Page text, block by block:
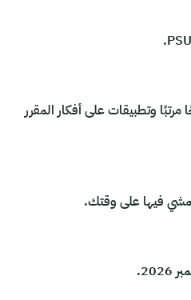
وتطبيقات على أفكار المقرر